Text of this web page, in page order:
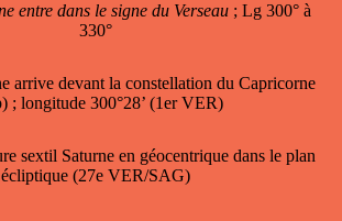
entre dans le signe du Verseau ; Lg 300° à
330°
arrive devant la constellation du Capricorne
; longitude 300°28’ (1er VER)
sextil Saturne en géocentrique dans le plan
écliptique (27e VER/SAG)